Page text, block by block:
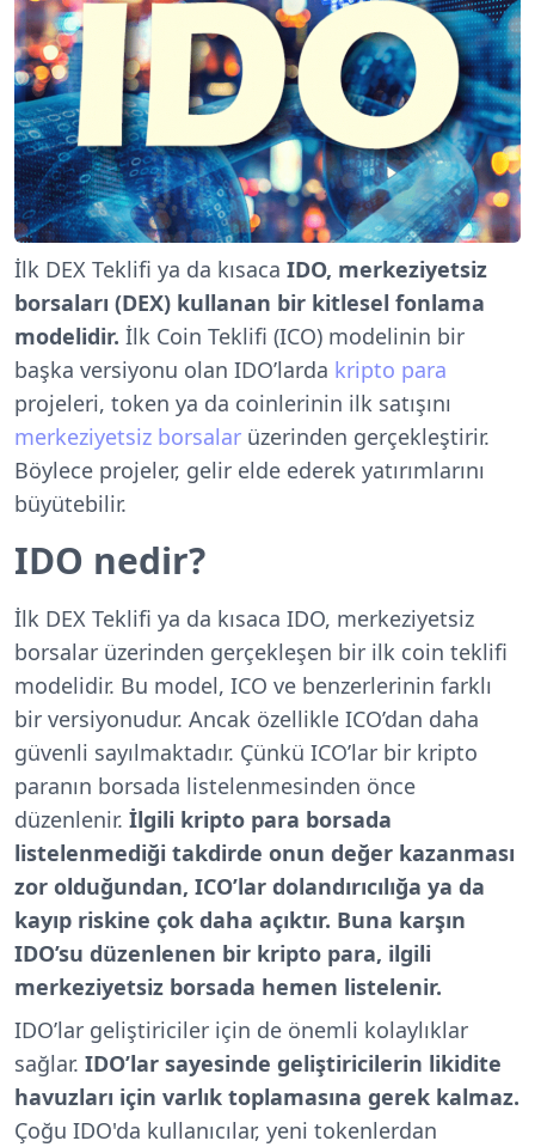
İlk DEX Teklifi ya da kısaca IDO, merkeziyetsiz
borsaları (DEX) kullanan bir kitlesel fonlama
modelidir. İlk Coin Teklifi (ICO) modelinin bir
başka versiyonu olan IDO’larda kripto para
projeleri, token ya da coinlerinin ilk satışını
merkeziyetsiz borsalar üzerinden gerçekleştirir.
Böylece projeler, gelir elde ederek yatırımlarını
büyütebilir.
IDO nedir?
İlk DEX Teklifi ya da kısaca IDO, merkeziyetsiz
borsalar üzerinden gerçekleşen bir ilk coin teklifi
modelidir. Bu model, ICO ve benzerlerinin farklı
bir versiyonudur. Ancak özellikle ICO’dan daha
güvenli sayılmaktadır. Çünkü ICO’lar bir kripto
paranın borsada listelenmesinden önce
düzenlenir. İlgili kripto para borsada
listelenmediği takdirde onun değer kazanması
zor olduğundan, ICO’lar dolandırıcılığa ya da
kayıp riskine çok daha açıktır. Buna karşın
IDO’su düzenlenen bir kripto para, ilgili
merkeziyetsiz borsada hemen listelenir.
IDO’lar geliştiriciler için de önemli kolaylıklar
sağlar. IDO’lar sayesinde geliştiricilerin likidite
havuzları için varlık toplamasına gerek kalmaz.
Çoğu IDO'da kullanıcılar, yeni tokenlerdan